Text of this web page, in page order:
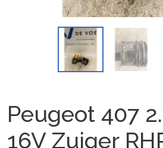
Peugeot 407
16V Zuiger